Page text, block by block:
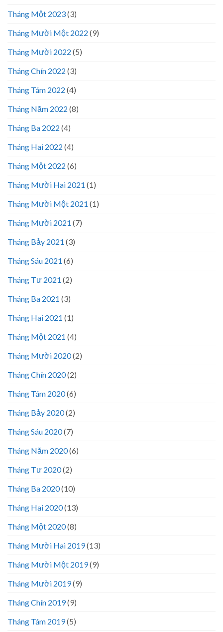
Tháng Một 2023(3)
Tháng Mười Một 2022 (9)
Tháng Mười 2022 (5)
Tháng Chín 2022 (3)
Tháng Tám 2022 (4)
Tháng Năm 2022 (8)
Tháng Ba 2022 (4)
Tháng Hai 2022 (4)
Tháng Một 2022 (6)
Tháng Mười Hai 2021 (1)
Tháng Mười Một 2021 (1)
Tháng Mười 2021 (7)
Tháng Bảy 2021 (3)
Tháng Sáu 2021 (6)
Tháng Tư 2021 (2)
Tháng Ba 2021 (3)
Tháng Hai 2021 (1)
Tháng Một 2021 (4)
Tháng Mười 2020(2)
Tháng Chín 2020(2)
Tháng Tám 2020(6)
Tháng Bảy 2020(2)
Tháng Sáu 2020(7)
Tháng Năm 2020(6)
Tháng Tư 2020(2)
Tháng Ba 2020(10)
Tháng Hai 2020(13)
Tháng Một 2020(8)
Tháng Mười Hai 2019(13)
Tháng Mười Một 2019(9)
Tháng Mười 2019(9)
Tháng Chín 2019(9)
Tháng Tám 2019(5)